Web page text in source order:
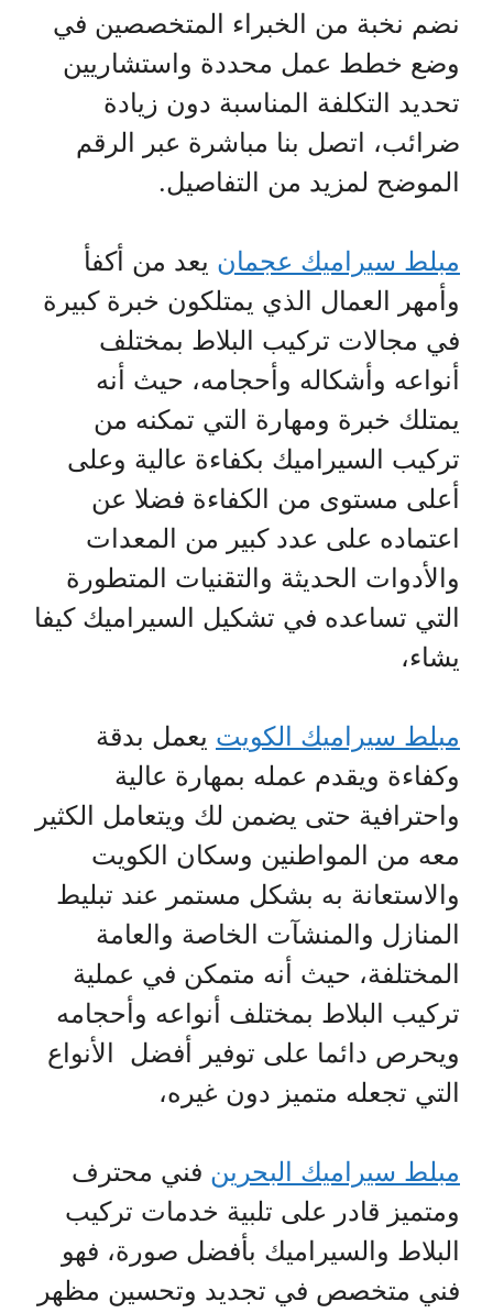
نضم نخبة من الخبراء المتخصصين في
وضع خطط عمل محددة واستشاريين
تحديد التكلفة المناسبة دون زيادة
ضرائب، اتصل بنا مباشرة عبر الرقم
الموضح لمزيد من التفاصيل.
مبلط سيراميك عجمان يعد من أكفأ
وأمهر العمال الذي يمتلكون خبرة كبيرة
في مجالات تركيب البلاط بمختلف
أنواعه وأشكاله وأحجامه، حيث أنه
يمتلك خبرة ومهارة التي تمكنه من
تركيب السيراميك بكفاءة عالية وعلى
أعلى مستوى من الكفاءة فضلا عن
اعتماده على عدد كبير من المعدات
والأدوات الحديثة والتقنيات المتطورة
التي تساعده في تشكيل السيراميك كيفا
يشاء،
مبلط سيراميك الكويت يعمل بدقة
وكفاءة ويقدم عمله بمهارة عالية
واحترافية حتى يضمن لك ويتعامل الكثير
معه من المواطنين وسكان الكويت
والاستعانة به بشكل مستمر عند تبليط
المنازل والمنشآت الخاصة والعامة
المختلفة، حيث أنه متمكن في عملية
تركيب البلاط بمختلف أنواعه وأحجامه
ويحرص دائما على توفير أفضل الأنواع
التي تجعله متميز دون غيره،
مبلط سيراميك البحرين فني محترف
ومتميز قادر على تلبية خدمات تركيب
البلاط والسيراميك بأفضل صورة، فهو
فني متخصص في تجديد وتحسين مظهر